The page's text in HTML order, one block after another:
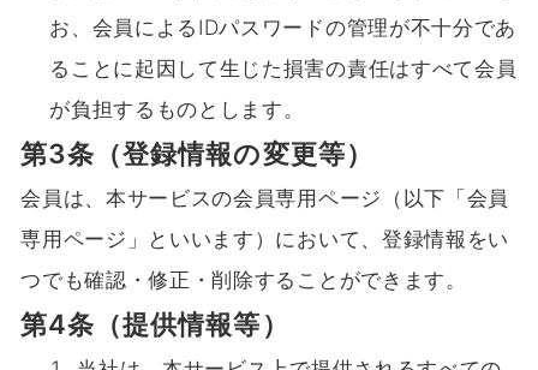
お、会員によるIDパスワードの管理が不十分であ
ることに起因して生じた損害の責任はすべて会員
が負担するものとします。
第3条（登録情報の変更等）
会員は、本サービスの会員専用ページ（以下「会員
専用ページ」といいます）において、登録情報をい
つでも確認・修正・削除することができます。
第4条（提供情報等）